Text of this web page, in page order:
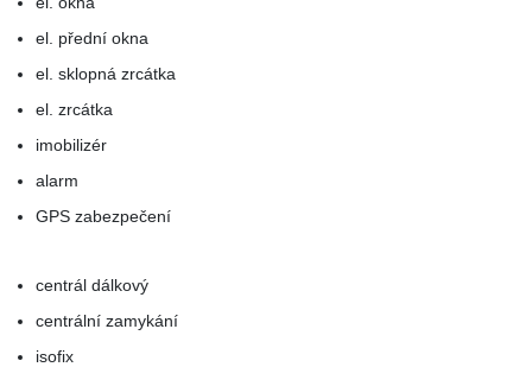
el. přední okna
el. sklopná zrcátka
el. zrcátka
imobilizér
alarm
GPS zabezpečení
centrál dálkový
centrální zamykání
isofix